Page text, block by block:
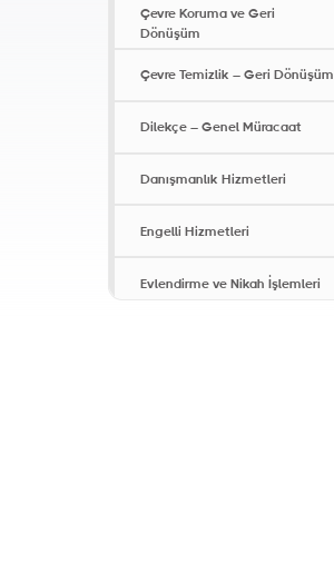
Çevre Koruma ve Geri
Dönüşüm
Çevre Temizlik – Geri Dönüşüm
Dilekçe – Genel Müracaat
Danışmanlık Hizmetleri
Engelli Hizmetleri
Evlendirme ve Nikah İşlemleri